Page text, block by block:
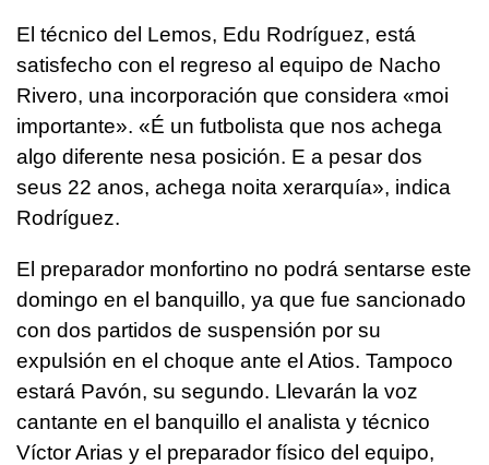
El técnico del Lemos, Edu Rodríguez, está
satisfecho con el regreso al equipo de Nacho
Rivero, una incorporación que considera «moi
importante». «É un futbolista que nos achega
algo diferente nesa posición. E a pesar dos
seus 22 anos, achega noita xerarquía», indica
Rodríguez.
El preparador monfortino no podrá sentarse este
domingo en el banquillo, ya que fue sancionado
con dos partidos de suspensión por su
expulsión en el choque ante el Atios. Tampoco
estará Pavón, su segundo. Llevarán la voz
cantante en el banquillo el analista y técnico
Víctor Arias y el preparador físico del equipo,